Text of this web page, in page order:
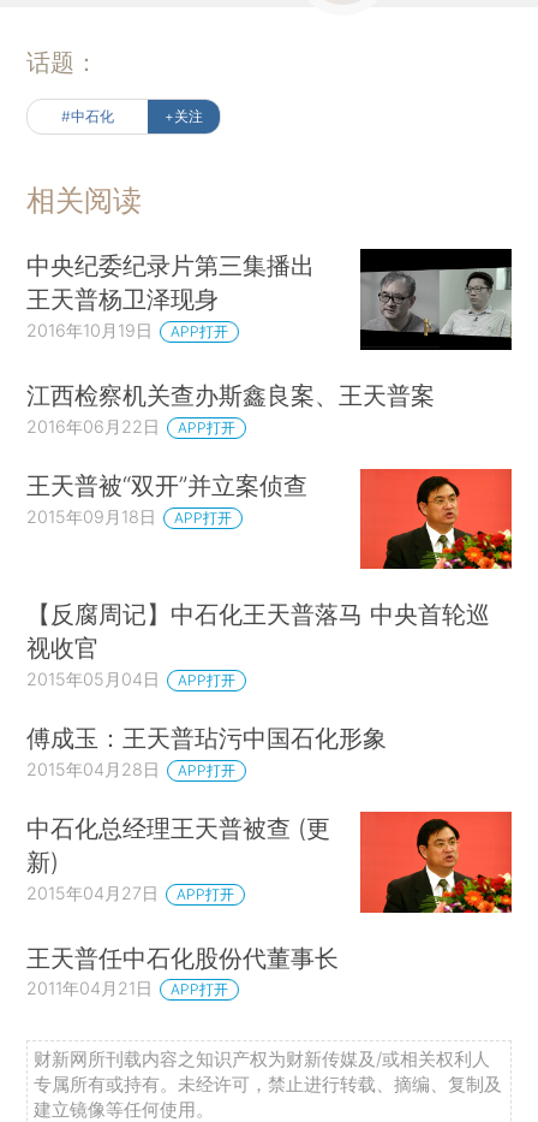
话题：
#中石化 +关注
相关阅读
中央纪委纪录片第三集播出
王天普杨卫泽现身
2016年10月19日 APP打开
江西检察机关查办斯鑫良案、王天普案
2016年06月22日 APP打开
王天普被“双开”并立案侦查
2015年09月18日 APP打开
【反腐周记】中石化王天普落马 中央首轮巡
视收官
2015年05月04日 APP打开
傅成玉：王天普玷污中国石化形象
2015年04月28日 APP打开
中石化总经理王天普被查 (更
新)
2015年04月27日 APP打开
王天普任中石化股份代董事长
2011年04月21日 APP打开
财新网所刊载内容之知识产权为财新传媒及/或相关权利人
专属所有或持有。未经许可，禁止进行转载、摘编、复制及
建立镜像等任何使用。